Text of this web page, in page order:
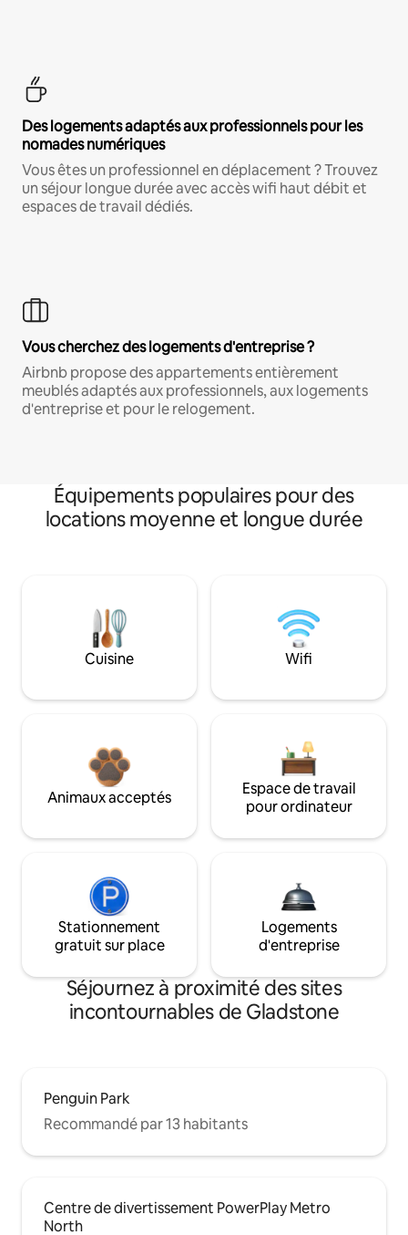
Des logements adaptés aux professionnels pour les
nomades numériques
Vous êtes un professionnel en déplacement ? Trouvez
un séjour longue durée avec accès wifi haut débit et
espaces de travail dédiés.
Vous cherchez des logements d'entreprise ?
Airbnb propose des appartements entièrement
meublés adaptés aux professionnels, aux logements
d'entreprise et pour le relogement.
Équipements populaires pour des
locations moyenne et longue durée
Cuisine Wifi
Animaux acceptés
Espace de travail
pour ordinateur
Stationnement
gratuit sur place
Logements
d'entreprise
Séjournez à proximité des sites
incontournables de Gladstone
Penguin Park
Recommandé par 13 habitants
Centre de divertissement PowerPlay Metro
North